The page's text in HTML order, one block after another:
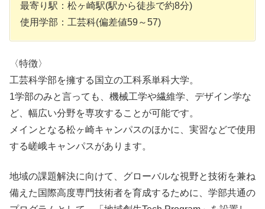
最寄り駅：松ヶ崎駅(駅から徒歩で約8分)
使用学部：工芸科(偏差値59～57)
〈特徴〉
工芸科学部を擁する国立の工科系単科大学。
1学部のみと言っても、機械工学や繊維学、デザイン学な
ど、幅広い分野を専攻することが可能です。
メインとなる松ヶ崎キャンパスのほかに、実習などで使用
する嵯峨キャンパスがあります。
地域の課題解決に向けて、グローバルな視野と技術を兼ね
備えた国際高度専門技術者を育成するために、学部共通の